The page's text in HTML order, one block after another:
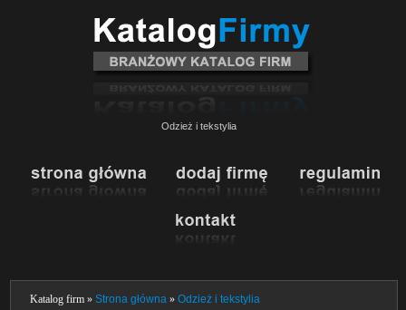
Odzież i tekstylia
Katalog firm »Strona główna »Odzież i tekstylia